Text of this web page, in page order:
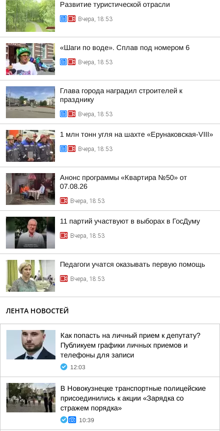
Развитие туристической отрасли
Вчера, 18:53
«Шаги по воде». Сплав под номером 6
Вчера, 18:53
Глава города наградил строителей к
празднику
Вчера, 18:53
1 млн тонн угля на шахте «Ерунаковская-VIII»
Вчера, 18:53
Анонс программы «Квартира №50» от
07.08.26
Вчера, 18:53
11 партий участвуют в выборах в ГосДуму
Вчера, 18:53
Педагоги учатся оказывать первую помощь
Вчера, 18:53
ЛЕНТА НОВОСТЕЙ
Как попасть на личный прием к депутату?
Публикуем графики личных приемов и
телефоны для записи
12:03
В Новокузнецке транспортные полицейские
присоединились к акции «Зарядка со
стражем порядка»
10:39